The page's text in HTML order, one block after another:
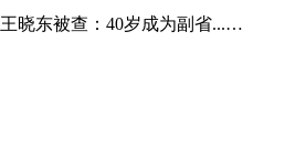
晓东被查：40岁成为副省...…